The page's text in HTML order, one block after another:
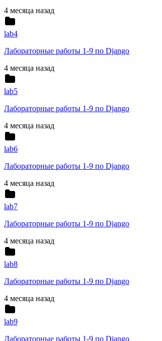
4 месяца назад
lab4
Лабораторные работы 1-9 по Django
4 месяца назад
lab5
Лабораторные работы 1-9 по Django
4 месяца назад
lab6
Лабораторные работы 1-9 по Django
4 месяца назад
lab7
Лабораторные работы 1-9 по Django
4 месяца назад
lab8
Лабораторные работы 1-9 по Django
4 месяца назад
lab9
Лабораторные работы 1-9 по Django